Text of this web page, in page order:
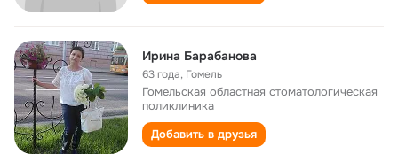
Ирина Барабанова
63 года, Гомель
Гомельская областная стоматологическая
поликлиника
Добавить в друзья